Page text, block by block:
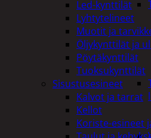
Led-kynttilät
Lyhtytelineet
Muotit ja
Öljykynttilät ja
Pöytäkynttilät
Tuoksukynttilät
Sisustusesineet
Kalvot ja tarrat
Kellot
Koriste-esineet